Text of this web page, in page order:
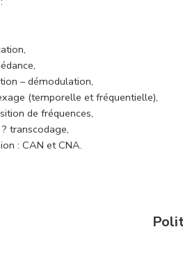
– démodulation,
(temporelle et fréquentielle),
de fréquences,
transcodage,
: CAN et CNA.